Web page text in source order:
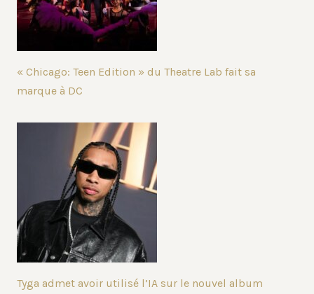
« Chicago: Teen Edition » du Theatre Lab fait sa
marque à DC
Tyga admet avoir utilisé l’IA sur le nouvel album